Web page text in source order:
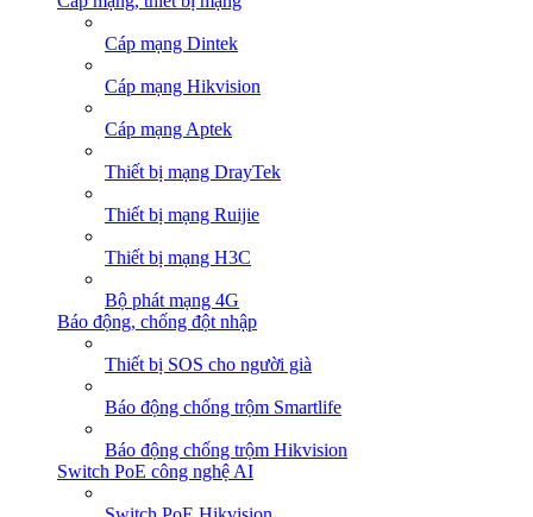
Cáp mạng Dintek
Cáp mạng Hikvision
Cáp mạng Aptek
Thiết bị mạng DrayTek
Thiết bị mạng Ruijie
Thiết bị mạng H3C
Bộ phát mạng 4G
Báo động, chống đột nhập
Thiết bị SOS cho người già
Báo động chống trộm Smartlife
Báo động chống trộm Hikvision
Switch PoE công nghệ AI